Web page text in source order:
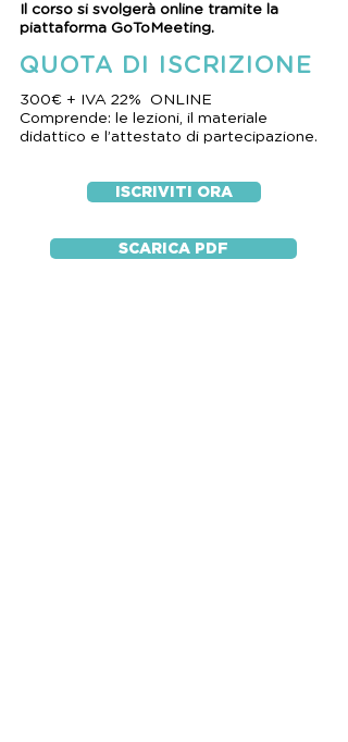
Il corso si svolgerà online tramite la
piattaforma GoToMeeting.
QUOTA DI ISCRIZIONE
300€ + IVA 22% ONLINE
Comprende: le lezioni, il materiale
didattico e l’attestato di partecipazione.
ISCRIVITI ORA
SCARICA PDF